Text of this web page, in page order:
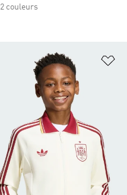
2 couleurs